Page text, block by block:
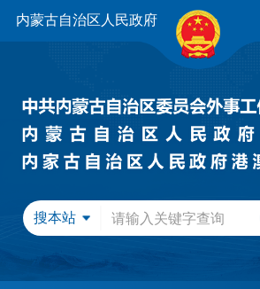
内蒙古自治区人民政府
搜本站